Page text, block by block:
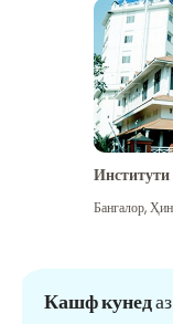
Бангалор,
Кашф кунед